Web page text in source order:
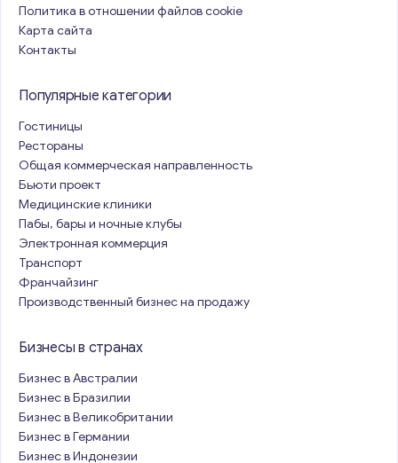
Политика в отношении файлов cookie
Карта сайта
Контакты
Популярные категории
Гостиницы
Рестораны
Общая коммерческая направленность
Бьюти проект
Медицинские клиники
Пабы, бары и ночные клубы
Электронная коммерция
Транспорт
Франчайзинг
Производственный бизнес на продажу
Бизнесы в странах
Бизнес в Австралии
Бизнес в Бразилии
Бизнес в Великобритании
Бизнес в Германии
Бизнес в Индонезии